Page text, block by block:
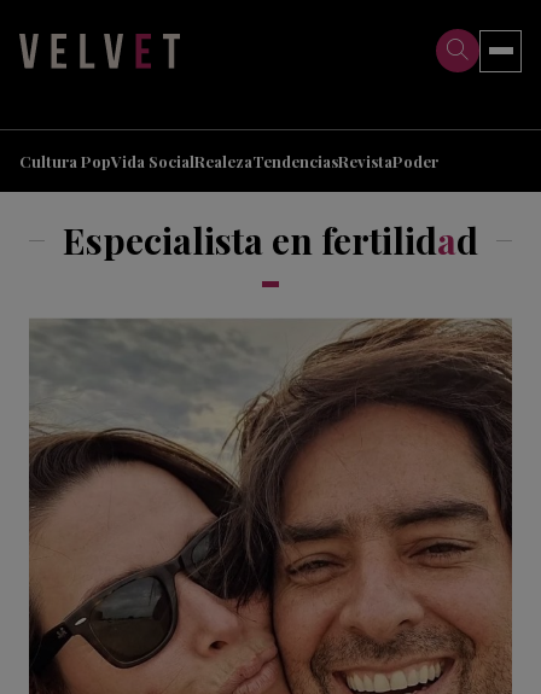
Cultura PopVida SocialRealezaTendenciasRevistaPoder
Especialista en fertilidad